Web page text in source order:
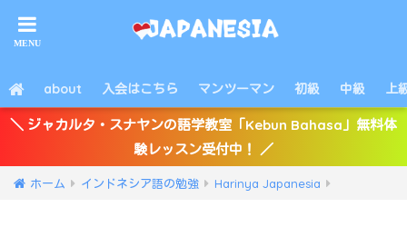
about 入会はこちら マンツーマン 初級 中級 上
＼ ジャカルタ・スナヤンの語学教室「Kebun Bahasa」無料体
験レッスン受付中！ ／
ホーム インドネシア語の勉強 Harinya Japanesia